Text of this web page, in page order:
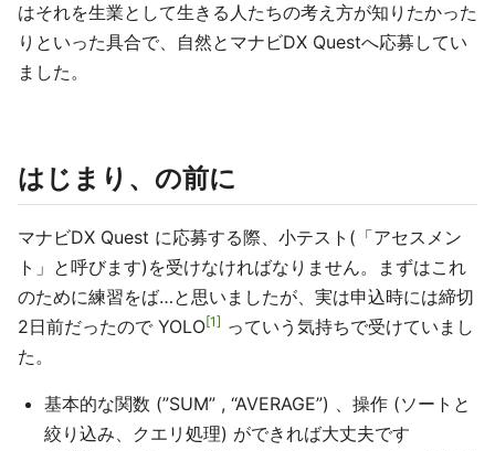
はそれを生業として生きる人たちの考え方が知りたかった
りといった具合で、自然とマナビDX Questへ応募してい
ました。
はじまり、の前に
マナビDX Quest に応募する際、小テスト(「アセスメン
ト」と呼びます)を受けなければなりません。まずはこれ
のために練習をば…と思いましたが、実は申込時には締切
2日前だったので YOLO 1
っていう気持ちで受けていまし
た。
基本的な関数 (”SUM” , “AVERAGE”) 、操作 (ソートと
絞り込み、クエリ処理) ができれば大丈夫です